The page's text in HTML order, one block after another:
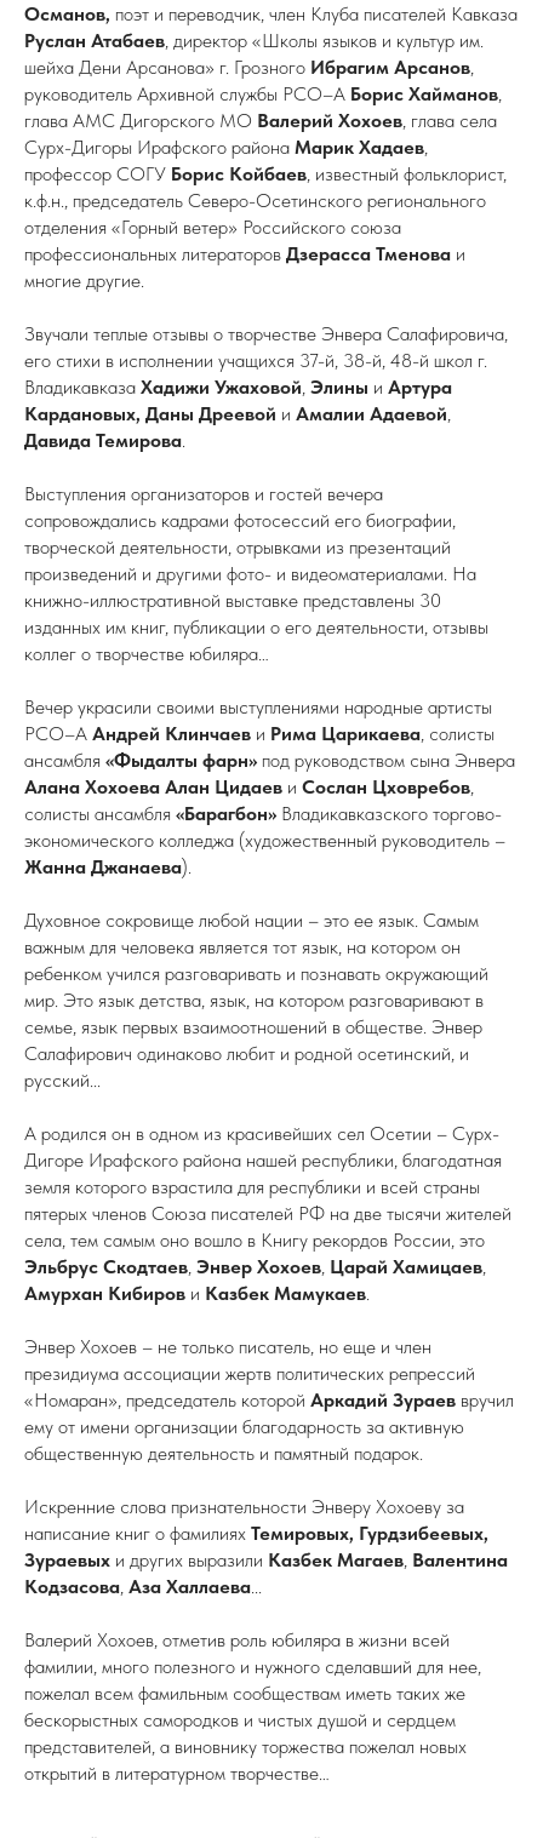
Османов, поэт и переводчик, член Клуба писателей Кавказа
Руслан Атабаев, директор «Школы языков и культур им.
шейха Дени Арсанова» г. Грозного Ибрагим Арсанов,
руководитель Архивной службы РСО–А Борис Хайманов,
глава АМС Дигорского МО Валерий Хохоев, глава села
Сурх-Дигоры Ирафского района Марик Хадаев,
профессор СОГУ Борис Койбаев, известный фольклорист,
к.ф.н., председатель Северо-Осетинского регионального
отделения «Горный ветер» Российского союза
профессиональных литераторов Дзерасса Тменова и
многие другие.
Звучали теплые отзывы о творчестве Энвера Салафировича,
его стихи в исполнении учащихся 37-й, 38-й, 48-й школ г.
Владикавказа Хадижи Ужаховой, Элины и Артура
Кардановых, Даны Дреевой и Амалии Адаевой,
Давида Темирова.
Выступления организаторов и гостей вечера
сопровождались кадрами фотосессий его биографии,
творческой деятельности, отрывками из презентаций
произведений и другими фото- и видеоматериалами. На
книжно-иллюстративной выставке представлены 30
изданных им книг, публикации о его деятельности, отзывы
коллег о творчестве юбиляра…
Вечер украсили своими выступлениями народные артисты
РСО–А Андрей Клинчаев и Рима Царикаева, солисты
ансамбля «Фыдалты фарн» под руководством сына Энвера
Алана Хохоева Алан Цидаев и Сослан Цховребов,
солисты ансамбля «Барагбон» Владикавказского торгово-
экономического колледжа (художественный руководитель –
Жанна Джанаева).
Духовное сокровище любой нации – это ее язык. Самым
важным для человека является тот язык, на котором он
ребенком учился разговаривать и познавать окружающий
мир. Это язык детства, язык, на котором разговаривают в
семье, язык первых взаимоотношений в обществе. Энвер
Салафирович одинаково любит и родной осетинский, и
русский...
А родился он в одном из красивейших сел Осетии – Сурх-
Дигоре Ирафского района нашей республики, благодатная
земля которого взрастила для республики и всей страны
пятерых членов Союза писателей РФ на две тысячи жителей
села, тем самым оно вошло в Книгу рекордов России, это
Эльбрус Скодтаев, Энвер Хохоев, Царай Хамицаев,
Амурхан Кибиров и Казбек Мамукаев.
Энвер Хохоев – не только писатель, но еще и член
президиума ассоциации жертв политических репрессий
«Номаран», председатель которой Аркадий Зураев вручил
ему от имени организации благодарность за активную
общественную деятельность и памятный подарок.
Искренние слова признательности Энверу Хохоеву за
написание книг о фамилиях Темировых, Гурдзибеевых,
Зураевых и других выразили Казбек Магаев, Валентина
Кодзасова, Аза Халлаева...
Валерий Хохоев, отметив роль юбиляра в жизни всей
фамилии, много полезного и нужного сделавший для нее,
пожелал всем фамильным сообществам иметь таких же
бескорыстных самородков и чистых душой и сердцем
представителей, а виновнику торжества пожелал новых
открытий в литературном творчестве…